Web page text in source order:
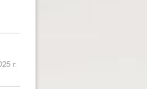
г.